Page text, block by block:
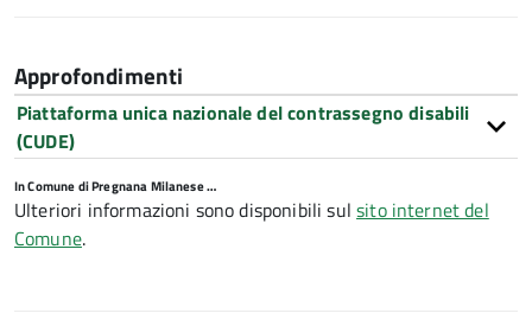
Approfondimenti
Piattaforma unica nazionale del contrassegno disabili
(CUDE)
In Comune di Pregnana Milanese …
Ulteriori informazioni sono disponibili sulsito internet del
Comune.